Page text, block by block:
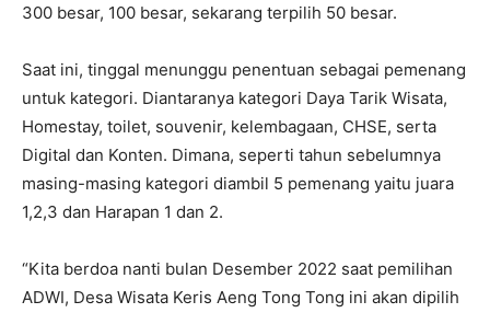
300 besar, 100 besar, sekarang terpilih 50 besar.
Saat ini, tinggal menunggu penentuan sebagai pemenang
untuk kategori. Diantaranya kategori Daya Tarik Wisata,
Homestay, toilet, souvenir, kelembagaan, CHSE, serta
Digital dan Konten. Dimana, seperti tahun sebelumnya
masing-masing kategori diambil 5 pemenang yaitu juara
1,2,3 dan Harapan 1 dan 2.
“Kita berdoa nanti bulan Desember 2022 saat pemilihan
ADWI, Desa Wisata Keris Aeng Tong Tong ini akan dipilih